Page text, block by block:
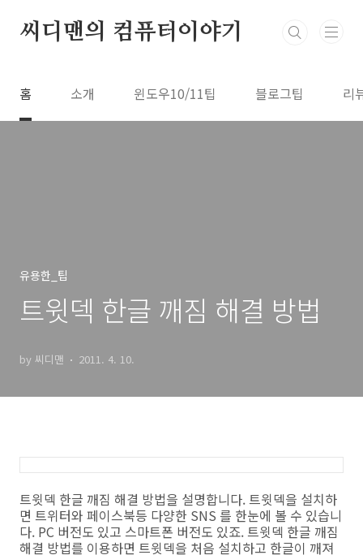
씨디맨의 컴퓨터이야기
홈 소개 윈도우10/11팁 블로그팁 리
유용한_팁
트윗덱 한글 깨짐 해결 방법
by 씨디맨 2011. 4. 10.
트윗덱 한글 깨짐 해결 방법을 설명합니다. 트윗덱을 설치하
면 트위터와 페이스북등 다양한 SNS 를 한눈에 볼 수 있습니
다. PC 버전도 있고 스마트폰 버전도 있죠. 트윗덱 한글 깨짐
해결 방법를 이용하면 트윗덱을 처음 설치하고 한글이 깨져